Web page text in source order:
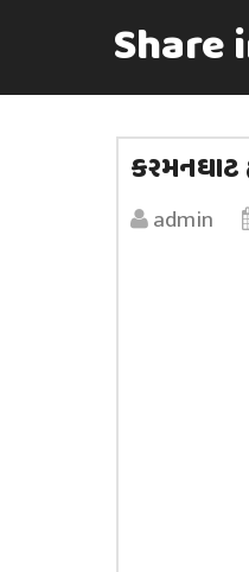
Share
કરમનઘાટ
admin